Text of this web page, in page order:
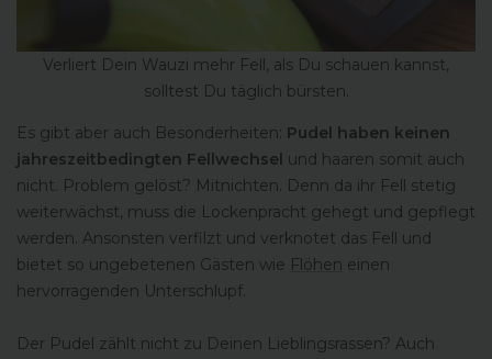
Verliert Dein Wauzi mehr Fell, als Du schauen kannst,
solltest Du täglich bürsten.
Es gibt aber auch Besonderheiten: Pudel haben keinen
jahreszeitbedingten Fellwechsel und haaren somit auch
nicht. Problem gelöst? Mitnichten. Denn da ihr Fell stetig
weiterwächst, muss die Lockenpracht gehegt und gepflegt
werden. Ansonsten verfilzt und verknotet das Fell und
bietet so ungebetenen Gästen wie Flöhen einen
hervorragenden Unterschlupf.
Der Pudel zählt nicht zu Deinen Lieblingsrassen? Auch